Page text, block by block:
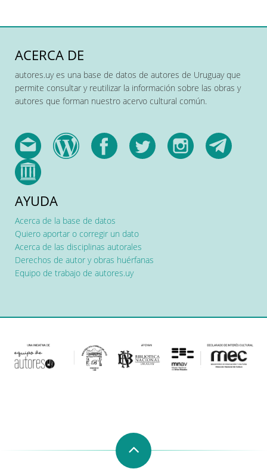
ACERCA DE
autores.uy es una base de datos de autores de Uruguay que
permite consultar y reutilizar la información sobre las obras y
autores que forman nuestro acervo cultural común.
AYUDA
Acerca de la base de datos
Quiero aportar o corregir un dato
Acerca de las disciplinas autorales
Derechos de autor y obras huérfanas
Equipo de trabajo de autores.uy